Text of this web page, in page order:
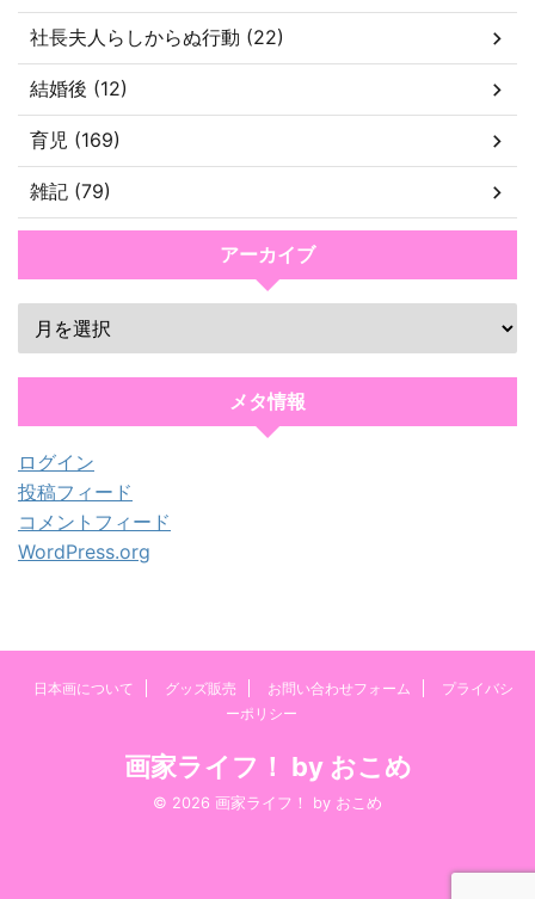
社長夫人らしからぬ行動 (22)
結婚後 (12)
育児 (169)
雑記 (79)
アーカイブ
メタ情報
ログイン
投稿フィード
コメントフィード
WordPress.org
日本画について グッズ販売 お問い合わせフォーム
プライバシ
ーポリシー
画家ライフ！ by おこめ
© 2026 画家ライフ！ by おこめ